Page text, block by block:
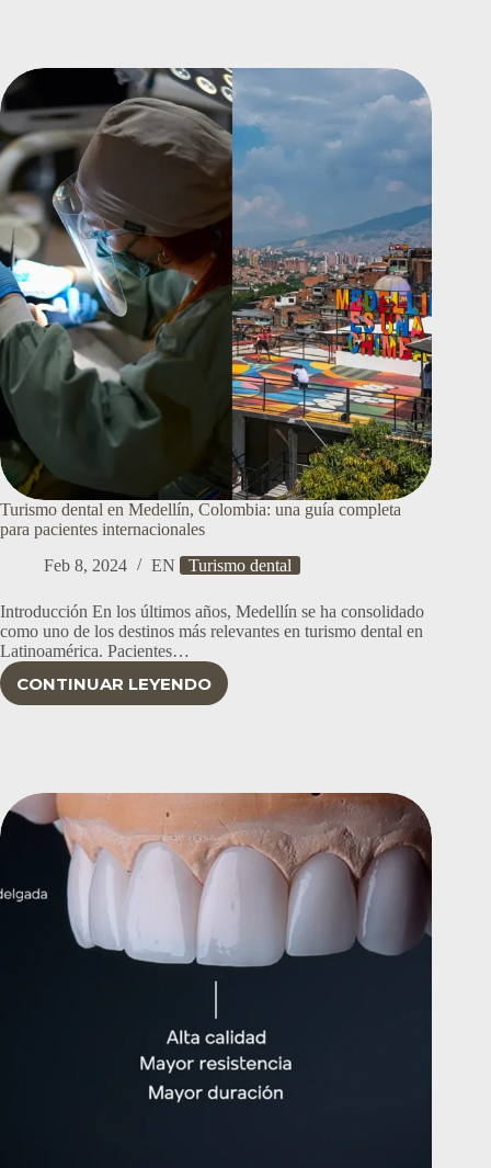
RESINA
VS
CERÁMICA
EN
DE
MEDELLÍN
Turismo dental en Medellín, Colombia: una guía completa
para pacientes internacionales
Feb 8, 2024
EN Turismo dental
Introducción En los últimos años, Medellín se ha consolidado
como uno de los destinos más relevantes en turismo dental en
Latinoamérica. Pacientes…
CONTINUAR LEYENDO
TURISMO
UNA
COMPLETA
PARA
PACIENTES
INTERNACIONALES